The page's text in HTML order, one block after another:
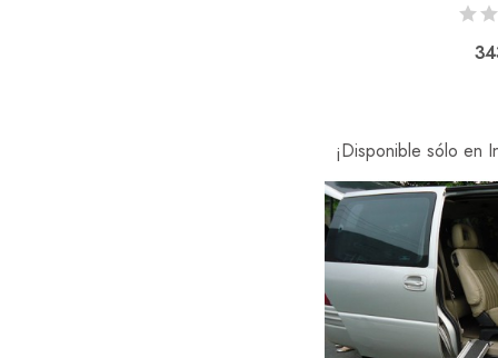
¡Disponible sólo en